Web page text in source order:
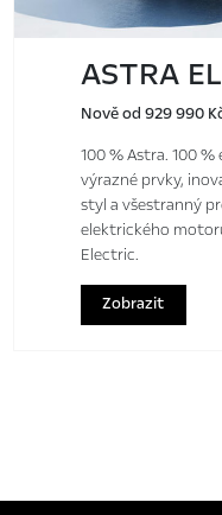
ASTRA
Nově od 929 990
100 % Astra. 100
výrazné prvky,
styl a všestranný
elektrického
Electric.
Zobrazit